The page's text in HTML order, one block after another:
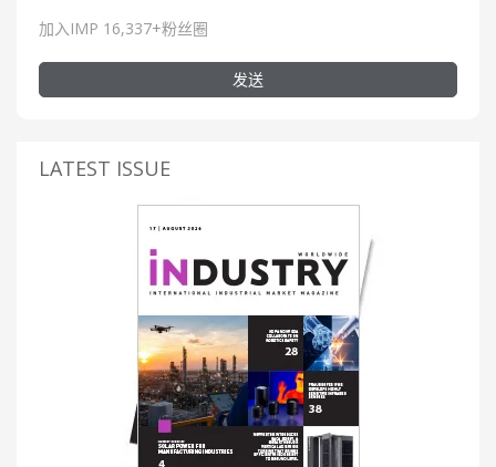
加入IMP 16,337+粉丝圈
发送
LATEST ISSUE